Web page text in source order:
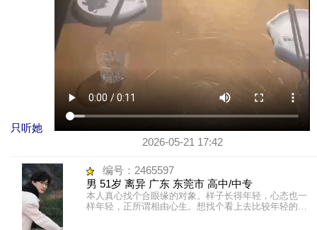
只听她
2026-05-21 17:42
编号：2465597
男 51岁 离异 广东 东莞市 高中/中专
本人真心找个合眼缘的对象。样子长得年轻，心态也一
样年轻，正所谓相由心生。想找个看上去比较年轻的伴